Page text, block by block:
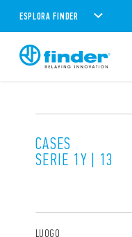
ESPLORA FINDER
CASES
SERIE 1Y | 13
LUOGO